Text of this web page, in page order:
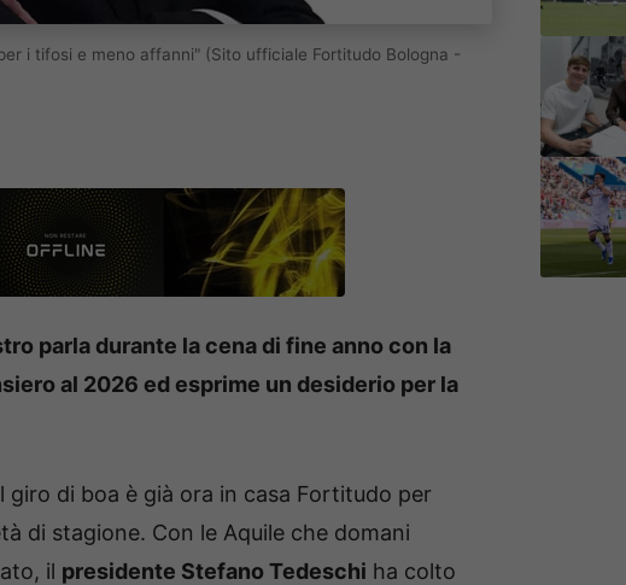
i tifosi e meno affanni" (Sito ufficiale Fortitudo Bologna -
parla durante la cena di fine anno con la
al 2026 ed esprime un desiderio per la
giro di boa è già ora in casa Fortitudo per
di stagione. Con le Aquile che domani
il presidente Stefano Tedeschi ha colto